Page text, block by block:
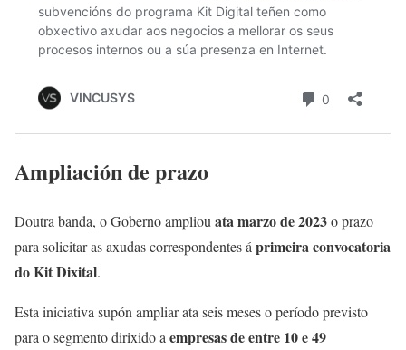
Ampliación de prazo
Doutra banda, o Goberno ampliou ata marzo de 2023o prazo
para solicitar as axudas correspondentes á primeira convocatoria
do Kit Dixital.
Esta iniciativa supón ampliar ata seis meses o período previsto
para o segmento dirixido a empresas de entre 10 e 49